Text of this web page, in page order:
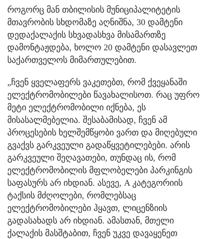
როგორც მან თბილისის მუნიციპალიტეტის
მთავრობის სხდომაზე აღნიშნა, 30 დამტენი
დედაქალაქის სხვადასხვა მისამართზე
დამონტაჟდება, ხოლო 20 დამტენი დასავლეთ
საქართველოს მიმართულებით.
„ჩვენ ყველაფერს ვაკეთებთ, რომ ქვეყანაში
ელექტრომობილები წავახალისოთ. რაც უფრო
მეტი ელექტრომობილი იქნება, ეს
მისასალმებელია. შესაბამისად, ჩვენ ამ
პროცესების ხელშემწყობი ვართ და მიღებული
გვაქვს გარკვეული გადაწყვეტილებები. არის
გარკვეული შეღავათები, თუნდაც ის, რომ
ელექტრომობილის მფლობელები პარკინგის
საფასურს არ იხდიან. ასევე, A კატეგორიის
ტაქსის მძღოლები, რომლებსაც
ელექტრომობილები ჰყავთ, ლიცენზიის
გადასახადს არ იხდიან. ამასთან, მთელი
ქალაქის მასშტაბით, ჩვენ უკვე დავაყენეთ